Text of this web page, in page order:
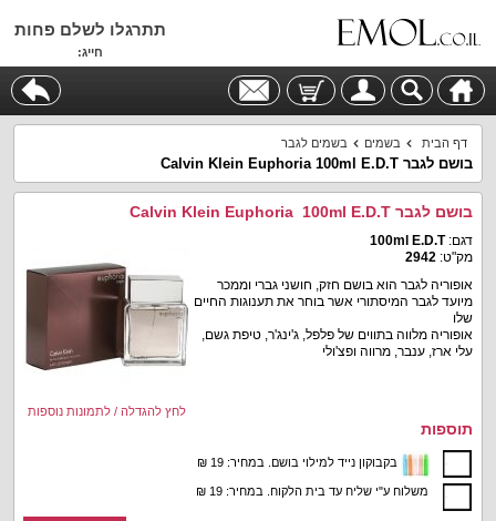
תתרגלו לשלם פחות
חייג:
דף הבית בשמים בשמים לגבר
בושם לגבר Calvin Klein Euphoria 100ml E.D.T
בושם לגבר Calvin Klein Euphoria 100ml E.D.T
לחץ להגדלה / לתמונות נוספות
דגם:100ml E.D.T
מק"ט: 2942
אופוריה לגבר הוא בושם חזק, חושני גברי וממכר
מיועד לגבר המיסתורי אשר בוחר את תענוגות החיים
שלו
אופוריה מלווה בתווים של פלפל, ג'ינג'ר, טיפת גשם,
עלי ארז, ענבר, מרווה ופצ'ולי
תוספות
בקבוקון נייד למילוי בושם. במחיר: 19 ₪
משלוח ע"י שליח עד בית הלקוח. במחיר: 19 ₪